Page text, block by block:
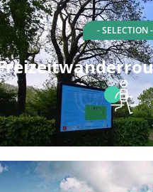
- SELECTION -